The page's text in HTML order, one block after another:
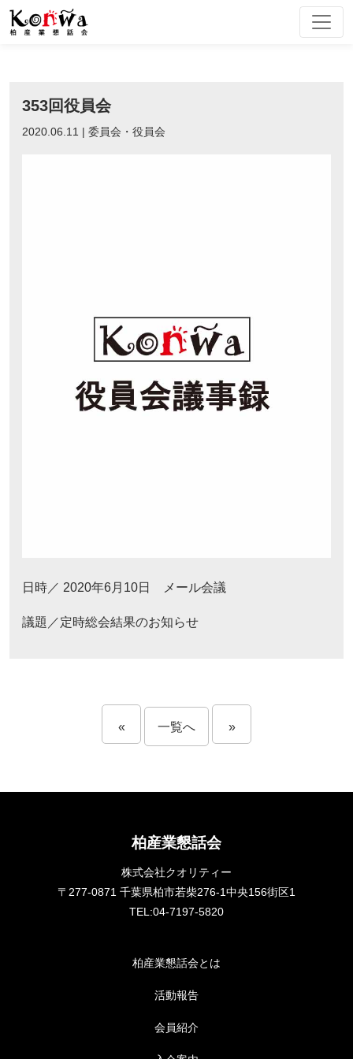
Skip
353回役員会
2020.06.11 | 委員会・役員会
日時／ 2020年6月10日 メール会議
議題／定時総会結果のお知らせ
« 一覧へ »
柏産業懇話会
株式会社クオリティー
〒277-0871 千葉県柏市若柴276-1中央156街区1
TEL:04-7197-5820
柏産業懇話会とは
活動報告
会員紹介